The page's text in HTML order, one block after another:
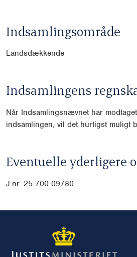
Indsamlingsområde
Landsdækkende
Indsamlingens
Når Indsamlingsnævnet har
indsamlingen, vil det hurtigst muligt
Eventuelle yderligere
J.nr. 25-700-09780